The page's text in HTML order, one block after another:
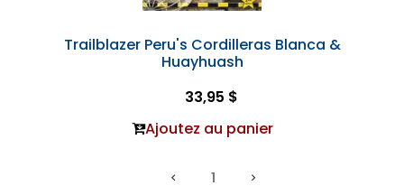
Trailblazer Peru's Cordilleras Blanca &
Huayhuash
33,95 $
Ajoutez au panier
1